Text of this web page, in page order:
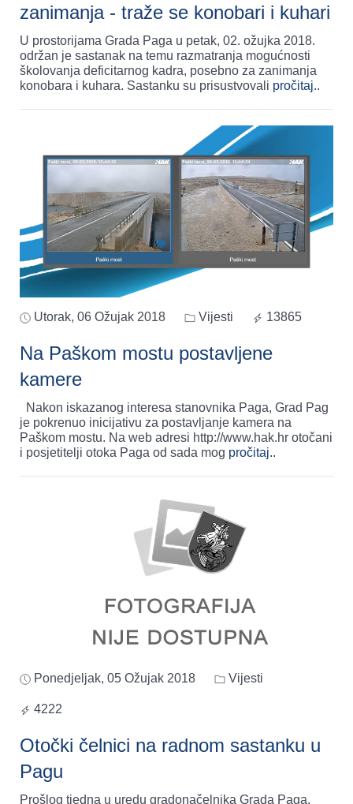
zanimanja - traže se konobari i kuhari
U prostorijama Grada Paga u petak, 02. ožujka 2018.
održan je sastanak na temu razmatranja mogućnosti
školovanja deficitarnog kadra, posebno za zanimanja
konobara i kuhara. Sastanku su prisustvovali pročitaj..
Utorak, 06 Ožujak 2018 Vijesti 13865
Na Paškom mostu postavljene
kamere
Nakon iskazanog interesa stanovnika Paga, Grad Pag
je pokrenuo inicijativu za postavljanje kamera na
Paškom mostu. Na web adresi http://www.hak.hr otočani
i posjetitelji otoka Paga od sada mog pročitaj..
Ponedjeljak, 05 Ožujak 2018 Vijesti
4222
Otočki čelnici na radnom sastanku u
Pagu
Prošlog tjedna u uredu gradonačelnika Grada Paga,